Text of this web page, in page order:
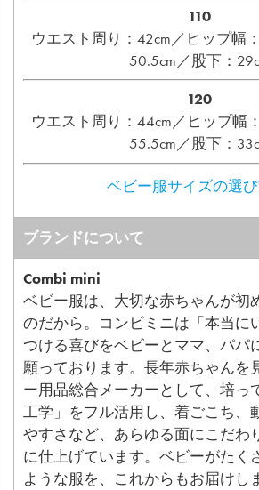
110
ウエスト周り：42cm／ヒップ幅
50.5cm／股下：
120
ウエスト周り：44cm／ヒップ幅
55.5cm／股下：
ベビー服サイズの選
ブランドについて
Combi mini
ベビー服は、大切な赤ちゃんが初
のだから。コンビミニは「本当に
つける喜びをベビーとママ、パパ
願っております。長年赤ちゃんを
ー用品総合メーカーとして、培っ
工学」をフル活用し、着ごこち、
やすさなど、あらゆる面にこだわ
に仕上げています。ベビーがたく
ような服を、これからもお届けし